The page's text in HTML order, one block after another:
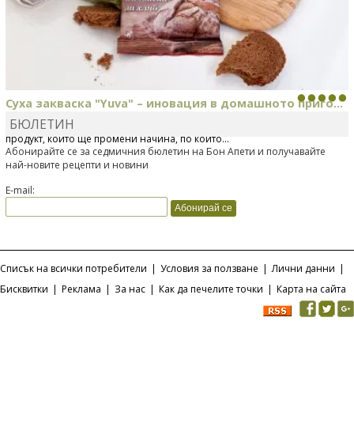
Суха закваска "Yuva" – иновация в домашното приго...
Отскоро Лесафр България стартира предлагането на изцяло нов
продукт, който ще промени начина, по който...
БЮЛЕТИН
Абонирайте се за седмичния бюлетин на Бон Апети и получавайте
най-новите рецепти и новини
E-mail:
Списък на всички потребители | Условия за ползване | Лични данни |
Бисквитки | Реклама | За нас | Как да печелите точки | Карта на сайта